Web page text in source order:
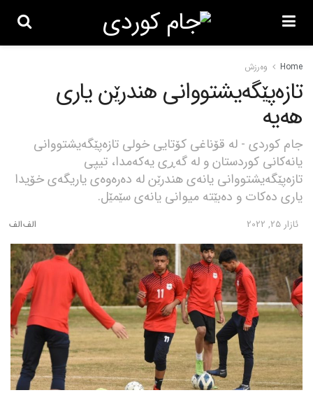
Home وەرزش
تازه‌پێگه‌یشتووانی هندرێن یاری
هه‌یه‌
جام کوردی - له‌ قۆناغی كۆتایی خولی تازه‌پێگه‌یشتووانی
یانه‌كانی كوردستان و له‌ گه‌ڕی یه‌كه‌مدا، تیپی
تازه‌پێگه‌یشتووانی یانه‌ی هندرێن له‌ ده‌ره‌وه‌ی یاریگه‌ی خۆیدا
یاری ده‌كات و ده‌بێته‌ میوانی یانه‌ی سێمێل.
ئازار 25, 2022